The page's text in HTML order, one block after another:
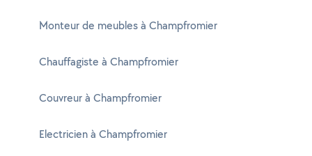
Monteur de meubles à Champfromier
Chauffagiste à Champfromier
Couvreur à Champfromier
Electricien à Champfromier